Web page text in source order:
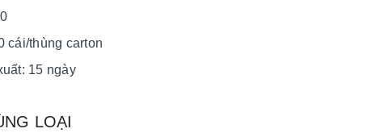
cái/thùng carton
15 ngày
LOẠI